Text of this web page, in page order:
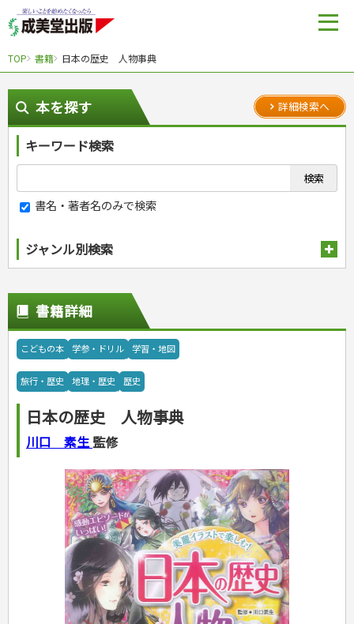
TOP 書籍 日本の歴史 人物事典
本を探す 詳細検索へ
キーワード検索
書名・著者名のみで検索
ジャンル別検索
スポーツ
スポーツルール
野球
ゴルフ
トレーニング
ジュニアスポーツ
その他スポーツ
自然・アウトドア・ペット
アウトドア
犬・猫
ペット・飼育
園芸・野菜づくり
雑学
娯楽・ゲーム・占い
ナンプレ
囲碁・将棋・麻雀
ゲーム・マジック
家相・風水・占い
カルチャー・芸術・趣味
鉄道・車・自転車
音楽・楽器
趣味・鑑賞・カメラ
絵画・デッサン
俳句・詩・ことば
辞典・語学
辞典
語学・旅行会話
運転免許
原付・二輪
普通免許
その他免許
生活・暮らし
料理
料理・レシピ
各国料理
健康メニュー・ダイエット
調理器具クッキング
お菓子・ケーキ・パン
飲み物・お酒
手芸・クラフト
ソーイング
インテリア・ハウジング
美容・ファッション
メイク・ネイル・ヘア
着物・着つけ
冠婚葬祭・スピーチ・マナー
手紙・ペン字
妊娠・出産・育児
妊娠・出産・育児
離乳食・幼児食・こどもレシピ
健康と保育
家庭医学・健康
ツボ・マッサージ
家庭医学・病気
健康知識
栄養事典
生活習慣病
看護・介護
看護一般
介護一般
保育・教育
パネルシアター
指導マニュアル
こどもの本
児童一般
なぞなぞ・ゲーム
占い・心理ゲーム
読み物・絵本
音と光のでる絵本
夏休みドリル
総復習ドリル
自由研究・読書感想文
えんぴつちょう
就職活動
就職活動
公務員試験
資格試験
検定試験・資格試験
漢字検定・数学検定
簿記検定
看護・薬学
ケアマネジャー
介護・社会福祉士
保育士
司法書士・社労士
行政書士・宅建
ビジネス
経営・経済・法律
マネー・株・資産
ビジネス・法律
簿記・経理・税金・保険
その他ビジネス
自己啓発
自己啓発
ビジネス読み物
旅行・歴史
国内・海外旅行
国外旅行
国内旅行
散歩・グルメ
地理・歴史
地理・地図
歴史
成美文庫
その他文庫
ダイアリー
ダイアリー
プラチナダイアリー プレステージ
書籍詳細
こどもの本 学参・ドリル 学習・地図
旅行・歴史 地理・歴史 歴史
日本の歴史 人物事典
川口 素生 監修